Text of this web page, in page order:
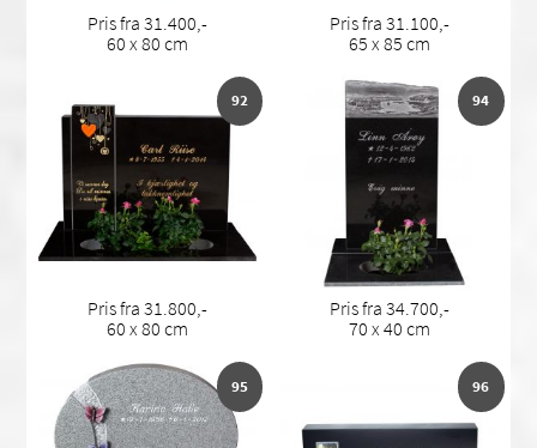
Pris fra 31.400,-
60 x 80 cm
Pris fra 31.100,-
65 x 85 cm
92
Pris fra 31.800,-
60 x 80 cm
94
Pris fra 34.700,-
70 x 40 cm
95 96